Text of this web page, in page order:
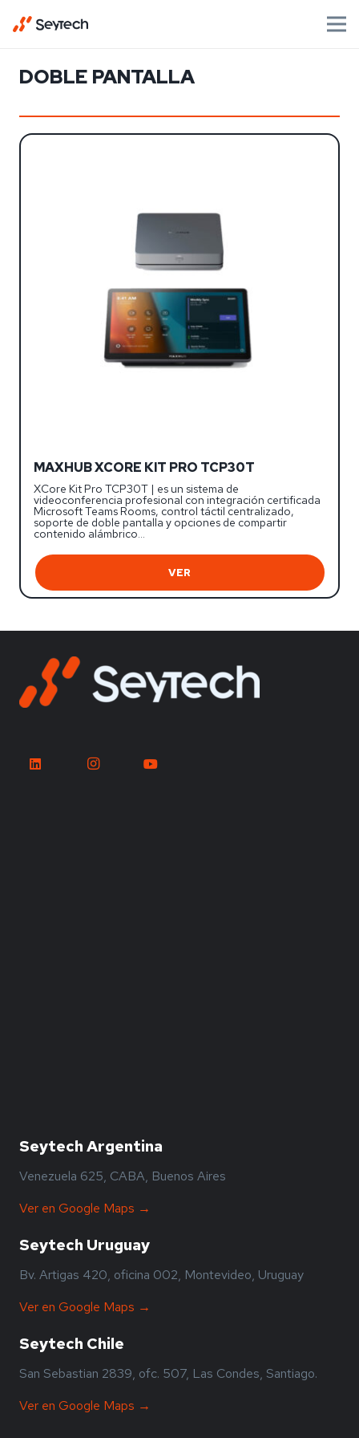
DOBLE PANTALLA
MAXHUB XCORE KIT PRO TCP30T
XCore Kit Pro TCP30T | es un sistema de
videoconferencia profesional con integración certificada
Microsoft Teams Rooms, control táctil centralizado,
soporte de doble pantalla y opciones de compartir
contenido alámbrico…
VER
Seytech Argentina
Venezuela 625, CABA, Buenos Aires
Ver en Google Maps →
Seytech Uruguay
Bv. Artigas 420, oficina 002, Montevideo, Uruguay
Ver en Google Maps →
Seytech Chile
San Sebastian 2839, ofc. 507, Las Condes, Santiago.
Ver en Google Maps →